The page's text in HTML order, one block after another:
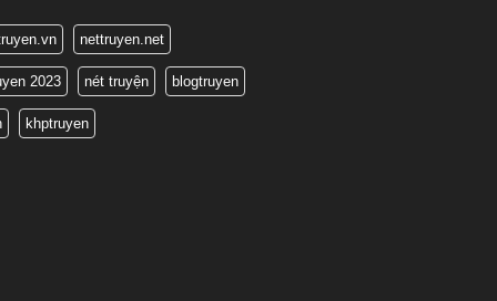
nettruyen.net
2023 nét truyện blogtruyen
khptruyen